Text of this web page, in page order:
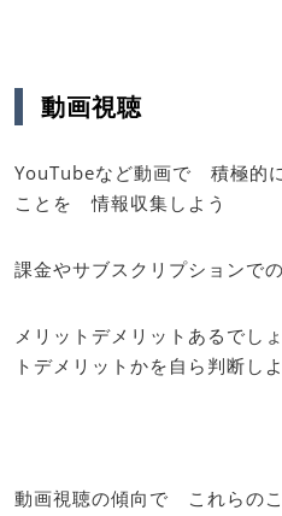
動画視聴
YouTubeなど動画で 積極的
ことを 情報収集しよう
課金やサブスクリプションで
メリットデメリットあるで
トデメリットかを自ら判断し
動画視聴の傾向で これらの